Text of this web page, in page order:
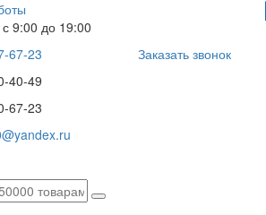
с 9:00 до 19:00
67-23
40-49
67-23
Заказать звонок